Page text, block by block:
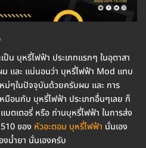
น บุหรี่ไฟฟ้า ประเภทแรกๆ ในอุตาสา
และ แน่นอนว่า บุหรี่ไฟฟ้า Mod แทบ
ม่ๆในปัจจุบันด้วยครับผม และ การ
มือนกับ บุหรี่ไฟฟ้า ประเภทอื่นๆเลย ก็
บตเตอรี่ หรือ ถ่านบุหรี่ไฟฟ้า ในการส่ง
ของ หัวอะตอม บุหรี่ไฟฟ้า นั่นเอง
งน้ำยา นั่นเองครับ